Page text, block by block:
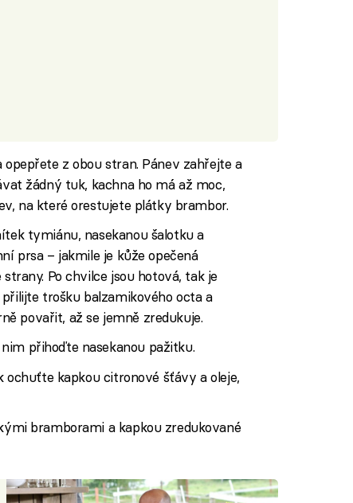
z obou stran. Pánev zahřejte a
žádný tuk, kachna ho má až moc,
na které orestujete plátky brambor.
tymiánu, nasekanou šalotku a
prsa – jakmile je kůže opečená
Po chvilce jsou hotová, tak je
trošku balzamikového octa a
povařit, až se jemně zredukuje.
přihoďte nasekanou pažitku.
kapkou citronové šťávy a oleje,
bramborami a kapkou zredukované